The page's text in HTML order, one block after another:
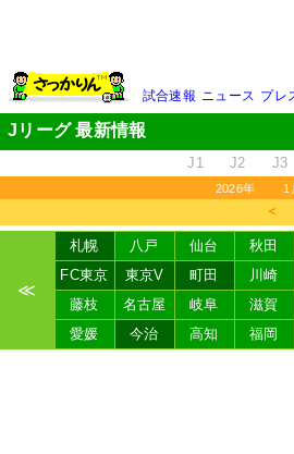
試合速報 ニュース プレ
Jリーグ 最新情報
J1 J2 J3
2026年 1
＜
≪
札幌 八戸 仙台 秋田
FC東京
東京V 町田 川崎
藤枝
名古屋 岐阜 滋賀
愛媛
今治 高知 福岡